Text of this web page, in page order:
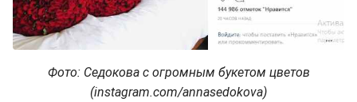
Фото: Седокова с огромным букетом цветов
(instagram.com/annasedokova)